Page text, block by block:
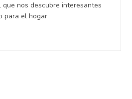
nos descubre interesantes
para el hogar